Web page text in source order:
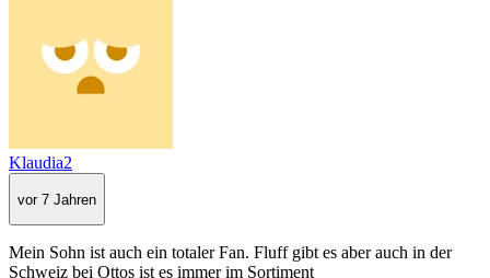
Klaudia2
vor 7 Jahren
Mein Sohn ist auch ein totaler Fan. Fluff gibt es aber auch in der
Schweiz bei Ottos ist es immer im Sortiment